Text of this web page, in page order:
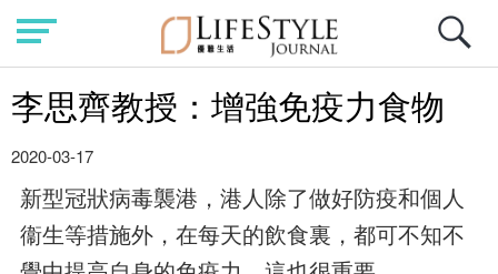
李思齊教授：增強免疫力食物
2020-03-17
新型冠狀病毒襲港，港人除了做好防疫和個人
衞生等措施外，在每天的飲食裏，都可不知不